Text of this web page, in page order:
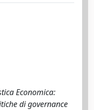
Economica:
di governance